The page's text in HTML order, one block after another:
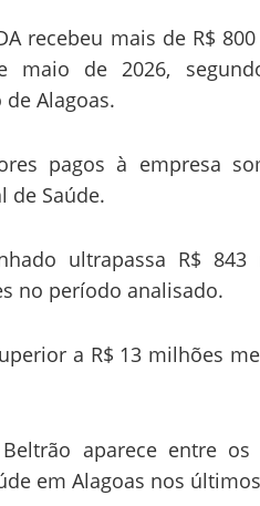
recebeu mais de R$
maio de 2026,
Alagoas.
pagos à empresa
de Saúde.
ultrapassa R$ 843
no período analisado.
a R$ 13 milhões
aparece entre os
em Alagoas nos